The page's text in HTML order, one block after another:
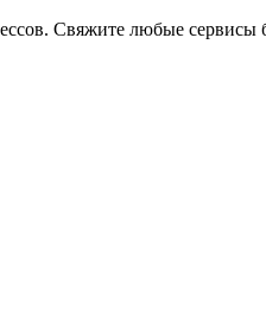
Свяжите любые сервисы